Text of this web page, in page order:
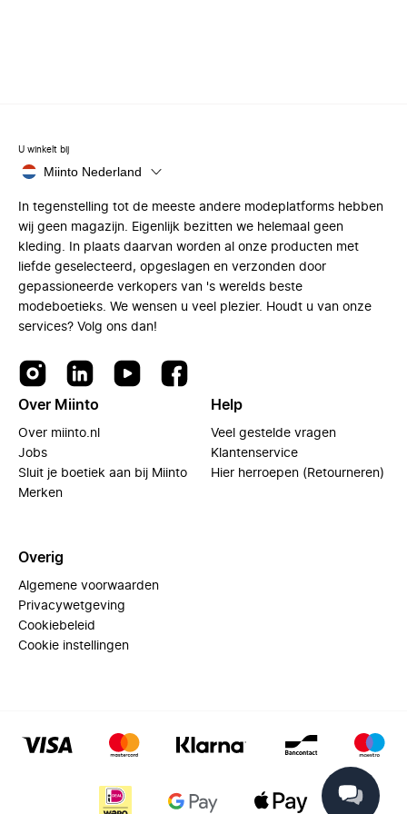
U winkelt bij
Miinto Nederland
In tegenstelling tot de meeste andere modeplatforms hebben
wij geen magazijn. Eigenlijk bezitten we helemaal geen
kleding. In plaats daarvan worden al onze producten met
liefde geselecteerd, opgeslagen en verzonden door
gepassioneerde verkopers van 's werelds beste
modeboetieks. We wensen u veel plezier. Houdt u van onze
services? Volg ons dan!
Over Miinto
Over miinto.nl
Jobs
Sluit je boetiek aan bij Miinto
Merken
Help
Veel gestelde vragen
Klantenservice
Hier herroepen (Retourneren)
Overig
Algemene voorwaarden
Privacywetgeving
Cookiebeleid
Cookie instellingen